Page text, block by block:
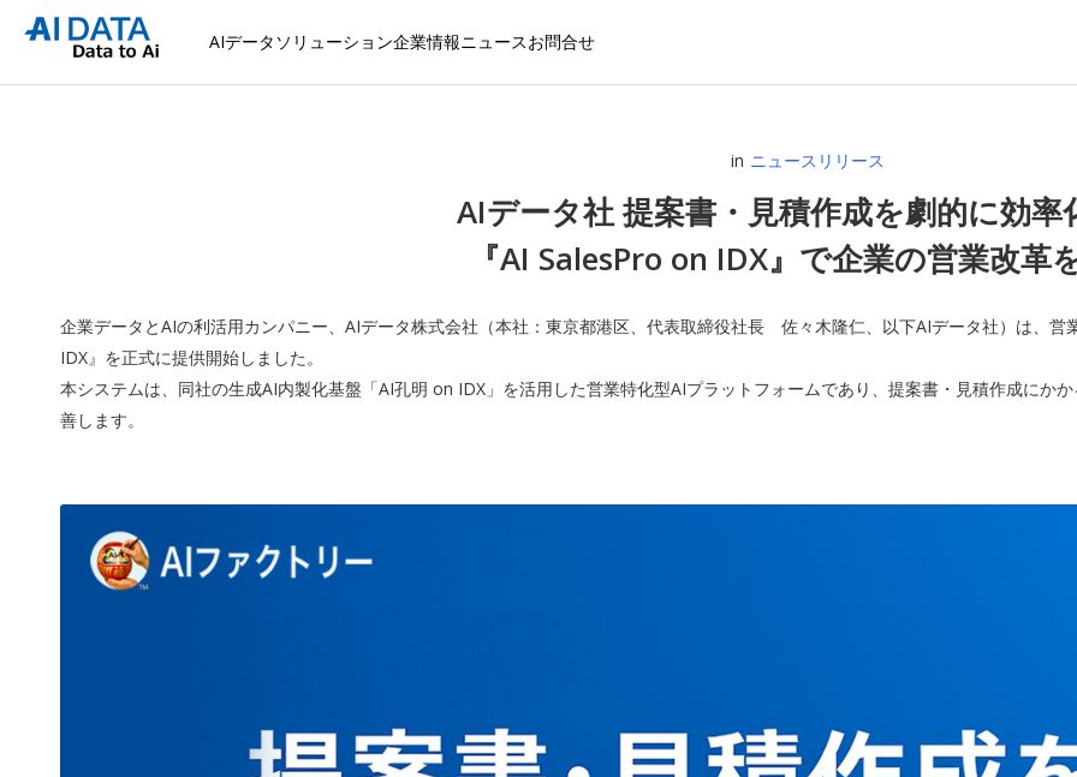
AIデータソリューション企業情報ニュースお問合せ
in ニュースリリース
AIデータ社 提案書・見積作成を劇的に効率
『AI SalesPro on IDX』で企業の営業改革
企業データとAIの利活用カンパニー、AIデータ株式会社（本社：東京都港区、代表取締役社長 佐々木隆仁、以下AIデータ社）は、
IDX』を正式に提供開始しました。
本システムは、同社の生成AI内製化基盤「AI孔明 on IDX」を活用した営業特化型AIプラットフォームであり、提案書・見積作成にか
善します。